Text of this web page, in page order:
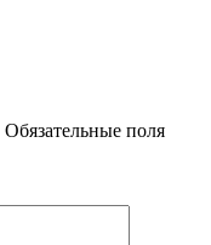
Обязательные поля